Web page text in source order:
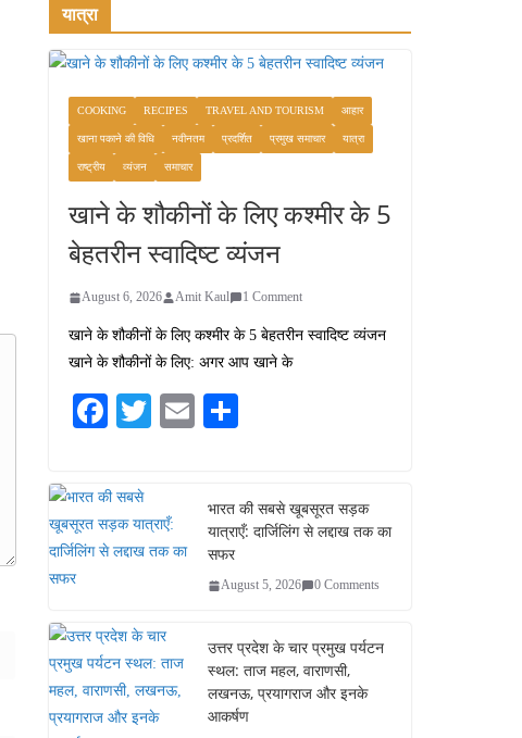
यात्रा
COOKING RECIPES TRAVEL AND TOURISM आहार
खाना पकाने की विधि नवीनतम प्रदर्शित प्रमुख समाचार यात्रा
राष्ट्रीय व्यंजन समाचार
खाने के शौकीनों के लिए कश्मीर के 5
बेहतरीन स्वादिष्ट व्यंजन
August 6, 2026 Amit Kaul 1 Comment
खाने के शौकीनों के लिए कश्मीर के 5 बेहतरीन स्वादिष्ट व्यंजन
खाने के शौकीनों के लिए: अगर आप खाने के
Fa
bo
ok
T
r
E
भारत की सबसे खूबसूरत सड़क
यात्राएँ: दार्जिलिंग से लद्दाख तक का
सफर
August 5, 2026 0 Comments
उत्तर प्रदेश के चार प्रमुख पर्यटन
स्थल: ताज महल, वाराणसी,
लखनऊ, प्रयागराज और इनके
आकर्षण